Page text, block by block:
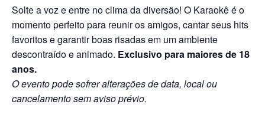
Solte a voz e entre no clima da diversão! O Karaokê é o
momento perfeito para reunir os amigos, cantar seus hits
favoritos e garantir boas risadas em um ambiente
descontraído e animado. Exclusivo para maiores de 18
anos.
O evento pode sofrer alterações de data, local ou
cancelamento sem aviso prévio.